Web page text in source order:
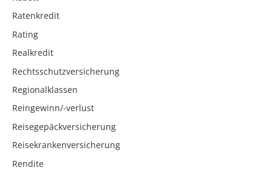
Ratenkredit
Rating
Realkredit
Rechtsschutzversicherung
Regionalklassen
Reingewinn/-verlust
Reisegepäckversicherung
Reisekrankenversicherung
Rendite